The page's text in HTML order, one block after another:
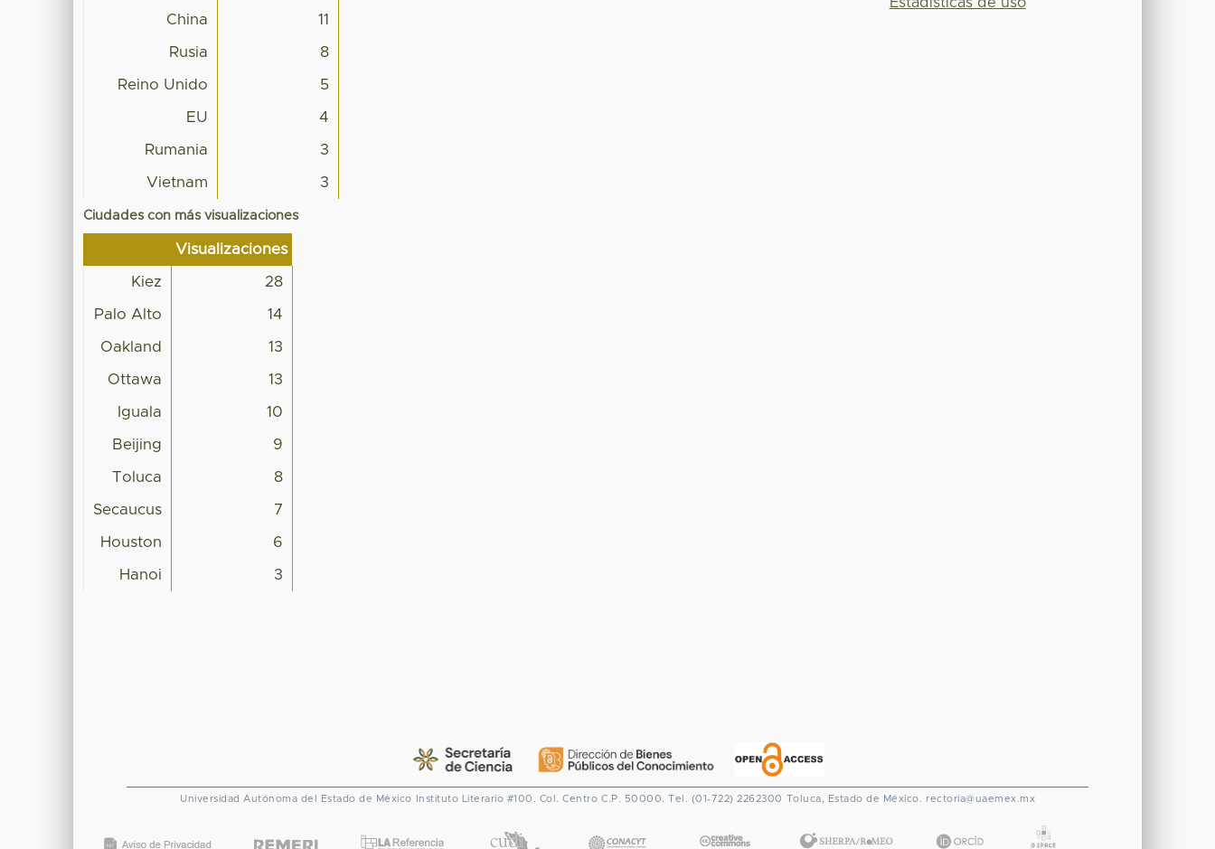
China 11
Rusia 8
Reino Unido 5
EU 4
Rumania 3
Vietnam 3
Ciudades con más visualizaciones
Visualizaciones
Kiez 28
Palo Alto 14
Oakland 13
Ottawa 13
Iguala 10
Beijing 9
Toluca 8
Secaucus 7
Houston 6
Hanoi 3
Universidad Autónoma del Estado de México Instituto Literario #100. Col. Centro C.P. 50000. Tel. (01-722) 2262300 Toluca, Estado de México. rectoria@uaemex.mx